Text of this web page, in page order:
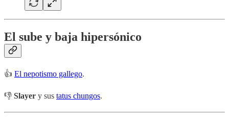
El sube y baja hipersónico
👍 El nepotismo gallego.
👎 Slayer y sus tatus chungos.